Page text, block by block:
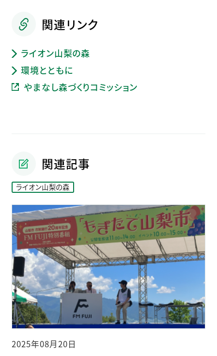
関連リンク
ライオン山梨の森
環境とともに
やまなし森づくりコミッション
関連記事
ライオン山梨の森
2025年08月20日